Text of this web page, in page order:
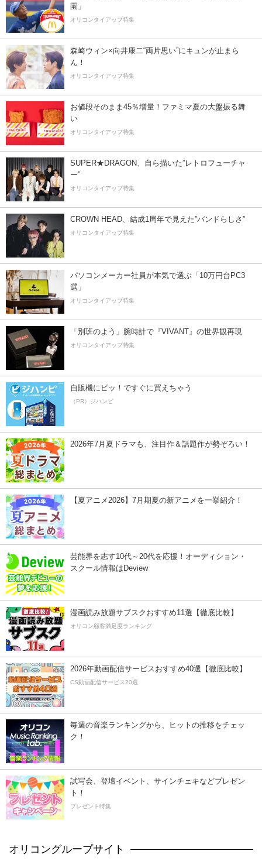
園」
オリコンタイアップ特集
森崎ウィン×向井康二“両片思い”にキュンが止まら
ん！
オリコンタイアップ特集
お値段そのまま45％増量！ファミマ夏の大盤振る舞
い
オリコンタイアップ特集
SUPER★DRAGON、自ら描いた”レトロフューチャ
ー”
オリコンタイアップ特集
CROWN HEAD、結成1周年で見えた”バンドらしさ”
オリコンタイアップ特集
パソコンメーカー社員が本気で選ぶ「10万円台PC3
選」
オリコンタイアップ特集
「別班のよう」腕時計で『VIVANT』の世界観再現
オリコンタイアップ特集
自販機にピッ！ですぐに買えちゃう
（PR）ジハンピ
2026年7月夏ドラマも、注目作＆話題作が勢ぞろい！
【夏アニメ2026】7月期夏の新アニメを一挙紹介！
芸能界を志す10代～20代を応援！オーディション・
スクール情報はDeview
漫画読み放題サブスクおすすめ11選【徹底比較】
オリコン顧客満足度ランキング
2026年動画配信サービスおすすめ40選【徹底比較】
CS動画配信サービス20選
毎週の音楽ランキングから、ヒットの推移をチェッ
ク！
試写会、登壇イベント、サインチェキなどプレゼン
ト！
プレゼント特集
オリコングループサイト